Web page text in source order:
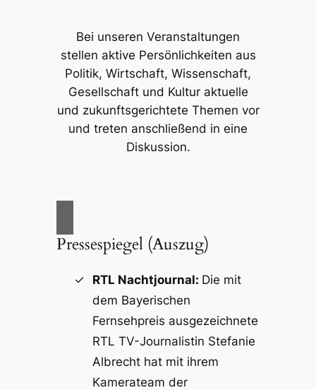
Bei unseren Veranstaltungen
stellen aktive Persönlichkeiten aus
Politik, Wirtschaft, Wissenschaft,
Gesellschaft und Kultur aktuelle
und zukunftsgerichtete Themen vor
und treten anschließend in eine
Diskussion.
Pressespiegel (Auszug)
RTL Nachtjournal: Die mit
dem Bayerischen
Fernsehpreis ausgezeichnete
RTL TV-Journalistin Stefanie
Albrecht hat mit ihrem
Kamerateam der